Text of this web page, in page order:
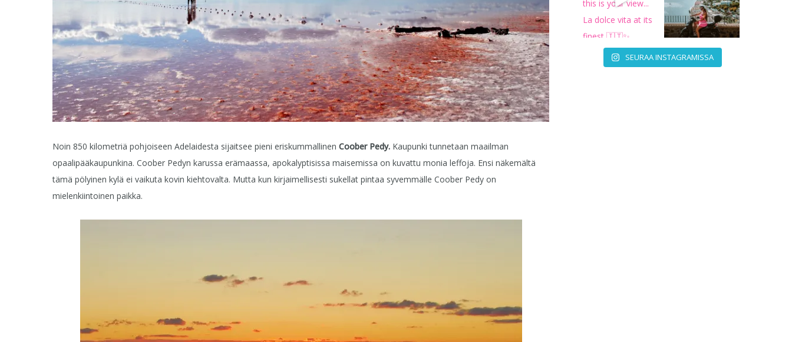
Noin 850 kilometriä pohjoiseen Adelaidesta sijaitsee pieni eriskummallinen Coober Pedy. Kaupunki tunnetaan maailman
opaalipääkaupunkina. Coober Pedyn karussa erämaassa, apokalyptisissa maisemissa on kuvattu monia leffoja. Ensi näkemältä
tämä pölyinen kylä ei vaikuta kovin kiehtovalta. Mutta kun kirjaimellisesti sukellat pintaa syvemmälle Coober Pedy on
mielenkiintoinen paikka.
SEURAA INSTAGRAMISSA